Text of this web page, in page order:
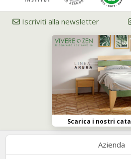
Iscriviti alla newsletter
Scarica i nostri
Azienda